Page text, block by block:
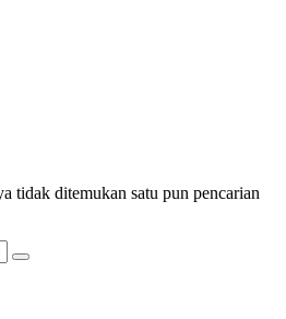
tidak ditemukan satu pun pencarian